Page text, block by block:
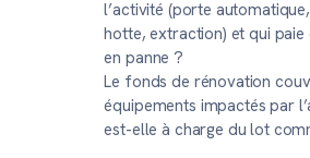
l’activité (porte
hotte, extraction) et qui
en panne ?
Le fonds de rénovation
équipements impactés par
est-elle à charge du lot